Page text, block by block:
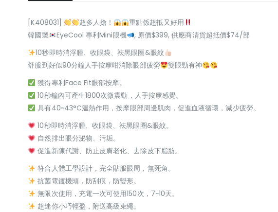
[K408031] 超多人搶！
重點係超抵又好用
韓國製
EyeCool 專利Mini眼機
, 原價$399, 供應商清貨超抵價$74/部
10秒即時消浮腫、收眼袋、祛黑眼圈&眼紋
舒服到好似90分鐘人手按摩咁消除眼部疲勞
雙眼勁有神
獲得專利Face Fit眼部按摩。
10秒鐘內可產生1800次微震動，人手按摩感覺。
具有40~43°C溫熱作用，按摩眼部周邊肌肉，促進血液循環，減少疲勞。
10秒即時消浮腫、收眼袋、祛黑眼圈&眼紋。
自然排出眼分泌物、污垢。
促進新陳代謝、防止皮膚老化、去除皮下脂肪。
符合人體工學設計，完全貼服眼周，無死角。
抗菌電鍍機頭，防刮痕，防變形。
無限次使用，充電一次可使用150次，7~10天。
超迷你小巧輕盈，附送高級束繩。